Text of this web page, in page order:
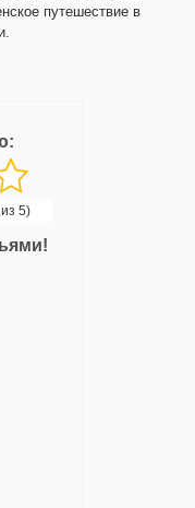
путешествие в
5)